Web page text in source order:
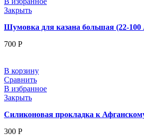
Закрыть
Шумовка для казана большая (22-100
700 Р
В корзину
Сравнить
В избранное
Закрыть
Силиконовая прокладка к
300 Р